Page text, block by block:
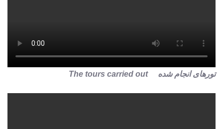
تورهای انجام شده The tours carried out